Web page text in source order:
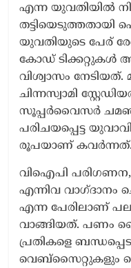
എന്ന യുവതിയിൽ
തട്ടിയെടുത്തതായി
യുവതിയുടെ പേര്
കോഡ് ടിക്കറ്റുകൾ
വിശ്വാസം
ചിന്നസ്വാമി
സൂപ്പർവൈസർ ചമഞ്ഞ്
പരിചയപ്പെട്ട
രൂപയാണ് കവർന്നത്.
വിഐപി
എന്നിവ വാഗ്ദാനം
എന്ന പേരിലാണ്
വാങ്ങിയത്. പണം
പ്രതികളെ
വെബ്‌സൈറ്റുകളും